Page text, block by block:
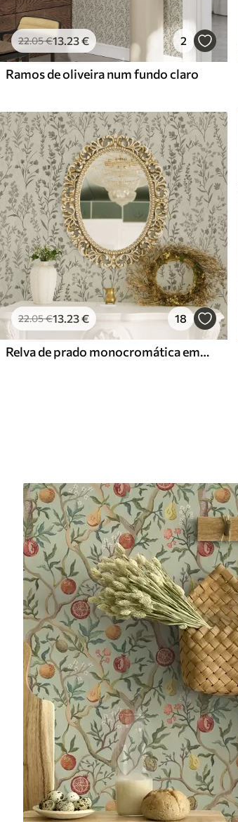
22.05€13.23€ 2
Ramos de oliveira num fundo claro
22.05€13.23€ 18
Relva de prado monocromática em estilo vintage